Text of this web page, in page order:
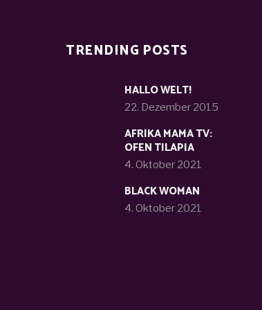
TRENDING POSTS
HALLO WELT!
22. Dezember 2015
AFRIKA MAMA TV:
OFEN TILAPIA
4. Oktober 2021
BLACK WOMAN
4. Oktober 2021